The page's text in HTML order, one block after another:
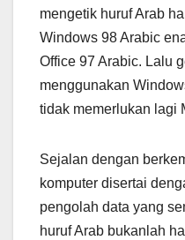
mengetik huruf Arab
Windows 98 Arabic
Office 97 Arabic. Lalu
menggunakan
tidak memerlukan lagi
Sejalan dengan
komputer disertai
pengolah data yang
huruf Arab bukanlah